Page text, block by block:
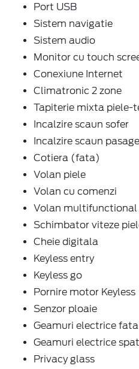
Port USB
Sistem navigatie
Sistem audio
Monitor cu touch
Conexiune Internet
Climatronic 2 zone
Tapiterie mixta piele-
Incalzire scaun sofer
Incalzire scaun
Cotiera (fata)
Volan piele
Volan cu comenzi
Volan multifunctional
Schimbator viteze
Cheie digitala
Keyless entry
Keyless go
Pornire motor Keyless
Senzor ploaie
Geamuri electrice fata
Geamuri electrice
Privacy glass